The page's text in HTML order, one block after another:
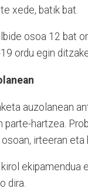
xede, batik bat.
osoa 12 bat
ordu egin
auzolanean
parte-hartzea.
osoan, irteeran
ekipamendua
dira.